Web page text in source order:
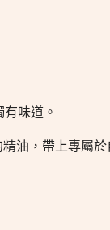
味道。
油，帶上專屬